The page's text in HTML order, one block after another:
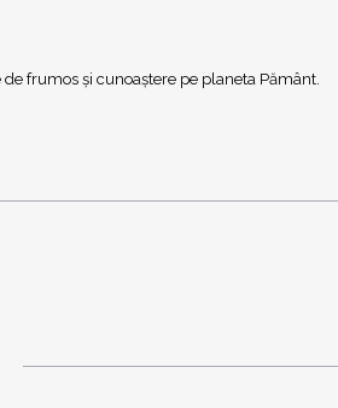
frumos și cunoaștere pe planeta Pământ.